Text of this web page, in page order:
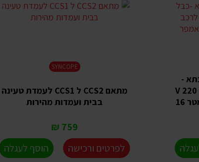
-
כבל טעינה לחשמל ביתי רגיל 220 V
לרכב חשמלי TYPE 2 - חמש מטר 16
SYNCOPE
מתאם CCS2 ל CCS1 לעמדת טעינה
בבית ועמדות מהירות
759 ₪
לפרטים ורכישה
הוסף לעגלה